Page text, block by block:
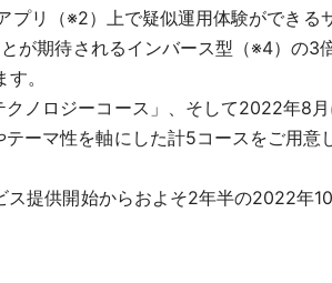
リ（※2）上で疑似運用体験ができ
が期待されるインバース型（※4）の
。
ノロジーコース」、そして2022年8
ーマ性を軸にした計5コースをご用意
提供開始からおよそ2年半の2022年